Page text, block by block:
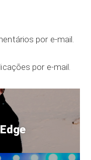
por e-mail.
por e-mail.